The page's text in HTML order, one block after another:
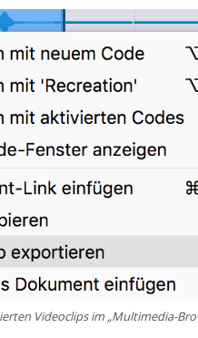
Videoclips im „Multimedia-